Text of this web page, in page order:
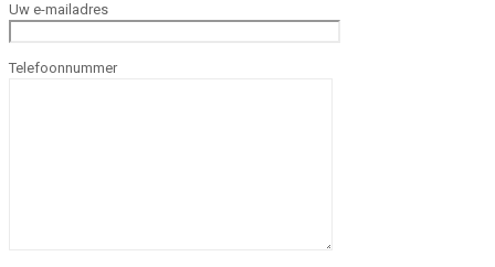
Uw e-mailadres
Telefoonnummer